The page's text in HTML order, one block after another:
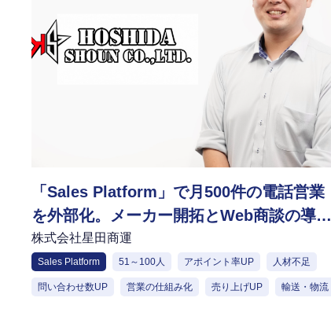
「Sales Platform」で月500件の電話営業
を外部化。メーカー開拓とWeb商談の導入
で、新たな営業スタイルを確立
株式会社星田商運
Sales Platform 51～100人 アポイント率UP 人材不足
問い合わせ数UP 営業の仕組み化 売り上げUP 輸送・物流